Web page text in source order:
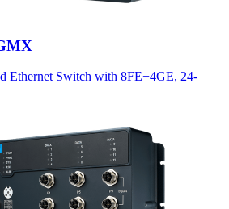
Ethernet Switch with 8FE+4GE, 24-